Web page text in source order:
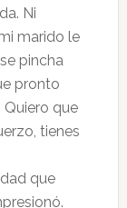
Ni
marido le
pincha
pronto
Quiero que
tienes
que